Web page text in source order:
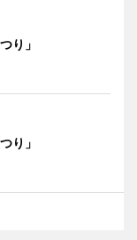
り」
り」